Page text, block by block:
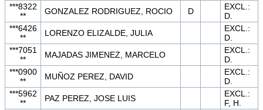
***8322
**
GONZALEZ RODRIGUEZ, ROCIO D
EXCL.:
D.
***6426
**
LORENZO ELIZALDE, JULIA
EXCL.:
D.
***7051
**
MAJADAS JIMENEZ, MARCELO
EXCL.:
D.
***0900
**
MUÑOZ PEREZ, DAVID
EXCL.:
D.
***5962
**
PAZ PEREZ, JOSE LUIS
EXCL.:
F, H.